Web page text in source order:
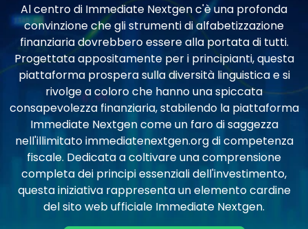
Al centro di Immediate Nextgen c'è una profonda
convinzione che gli strumenti di alfabetizzazione
finanziaria dovrebbero essere alla portata di tutti.
Progettata appositamente per i principianti, questa
piattaforma prospera sulla diversità linguistica e si
rivolge a coloro che hanno una spiccata
consapevolezza finanziaria, stabilendo la piattaforma
Immediate Nextgen come un faro di saggezza
nell'illimitato immediatenextgen.org di competenza
fiscale. Dedicata a coltivare una comprensione
completa dei principi essenziali dell'investimento,
questa iniziativa rappresenta un elemento cardine
del sito web ufficiale Immediate Nextgen.